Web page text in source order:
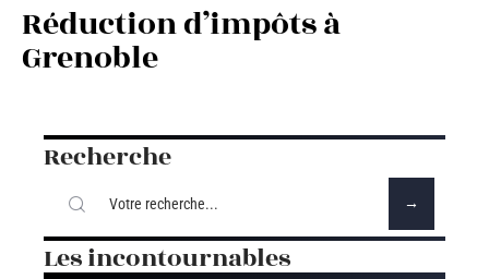
Réduction d’impôts à
Grenoble
Recherche
Les incontournables